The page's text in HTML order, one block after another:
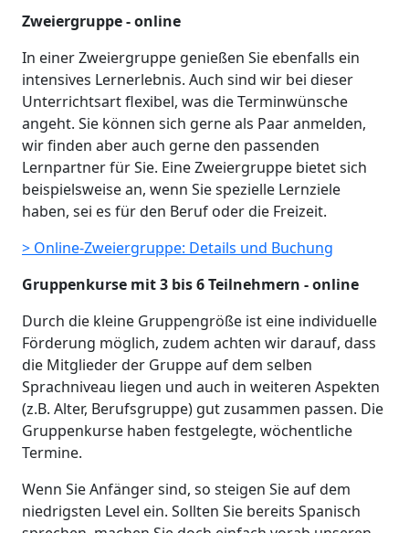
Zweiergruppe - online
In einer Zweiergruppe genießen Sie ebenfalls ein
intensives Lernerlebnis. Auch sind wir bei dieser
Unterrichtsart flexibel, was die Terminwünsche
angeht. Sie können sich gerne als Paar anmelden,
wir finden aber auch gerne den passenden
Lernpartner für Sie. Eine Zweiergruppe bietet sich
beispielsweise an, wenn Sie spezielle Lernziele
haben, sei es für den Beruf oder die Freizeit.
> Online-Zweiergruppe: Details und Buchung
Gruppenkurse mit 3 bis 6 Teilnehmern - online
Durch die kleine Gruppengröße ist eine individuelle
Förderung möglich, zudem achten wir darauf, dass
die Mitglieder der Gruppe auf dem selben
Sprachniveau liegen und auch in weiteren Aspekten
(z.B. Alter, Berufsgruppe) gut zusammen passen. Die
Gruppenkurse haben festgelegte, wöchentliche
Termine.
Wenn Sie Anfänger sind, so steigen Sie auf dem
niedrigsten Level ein. Sollten Sie bereits Spanisch